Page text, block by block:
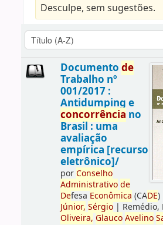
Desculpe, sem sugestões.
Documento de
Trabalho nº
001/2017 :
Antidumping e
concorrência no
Brasil : uma
avaliação
empírica [recurso
eletrônico]/
porConselho
Administrativo de
Defesa Econômica (CADE)
Júnior, Sérgio|
Oliveira, Glauco Avelino